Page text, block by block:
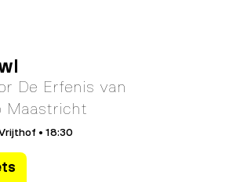
De Erfenis van
Maastricht
• 18:30